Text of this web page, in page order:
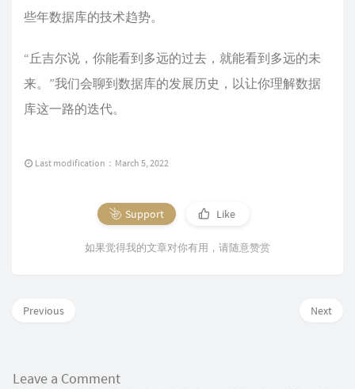
些年数据库的技术趋势。
“丘吉尔说，你能看到多远的过去，就能看到多远的未
来。”我们会聊到数据库的发展历史，以让你理解数据
库这一路的迭代。
Last modification：March 5, 2022
Support Like
如果觉得我的文章对你有用，请随意赞赏
Next
Previous
Leave a Comment